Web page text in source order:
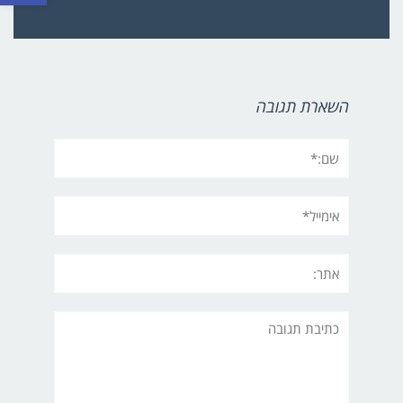
השארת תגובה